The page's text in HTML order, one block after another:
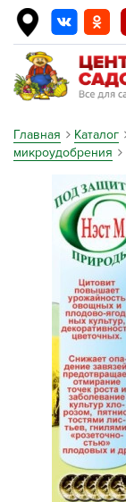
Главная Каталог
микроудобрения